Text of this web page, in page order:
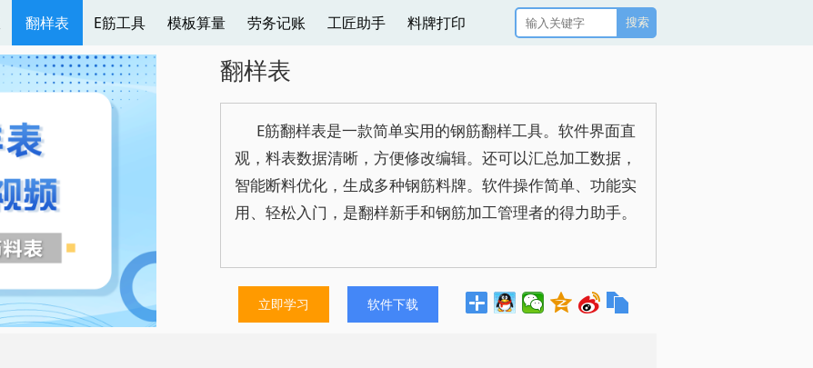
翻样表 E筋工具 模板算量 劳务记账 工匠助手 料牌打印 搜索
翻样表
E筋翻样表是一款简单实用的钢筋翻样工具。软件界面直
观，料表数据清晰，方便修改编辑。还可以汇总加工数据，
智能断料优化，生成多种钢筋料牌。软件操作简单、功能实
用、轻松入门，是翻样新手和钢筋加工管理者的得力助手。
立即学习 软件下载